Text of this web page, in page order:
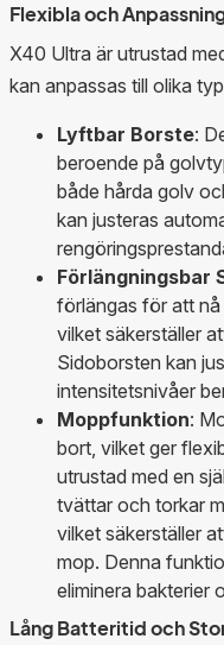
Flexibla och
X40 Ultra är utrustad
kan anpassas till olika
Lyftbar Borste:
beroende på
både hårda golv
kan justeras
Förlängningsbar
förlängas för att
vilket säkerställer
Sidoborsten kan
intensitetsnivåer
Moppfunktion:
bort, vilket ger
utrustad med en
tvättar och torkar
vilket säkerställer
mop. Denna
eliminera bakterier
Lång Batteritid och